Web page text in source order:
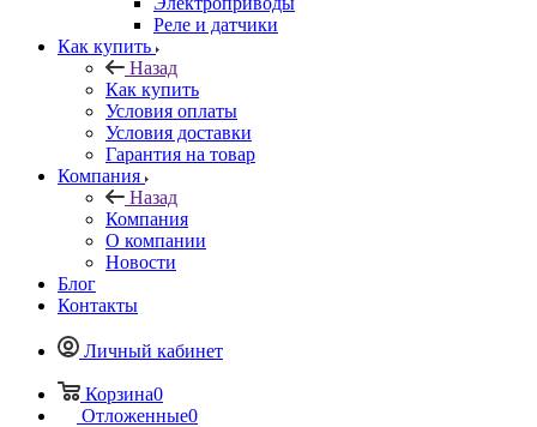
Реле и датчики
Как купить
Назад
Как купить
Условия оплаты
Условия доставки
Гарантия на товар
Компания
Назад
Компания
О компании
Новости
Блог
Контакты
Личный кабинет
Корзина0
Отложенные0